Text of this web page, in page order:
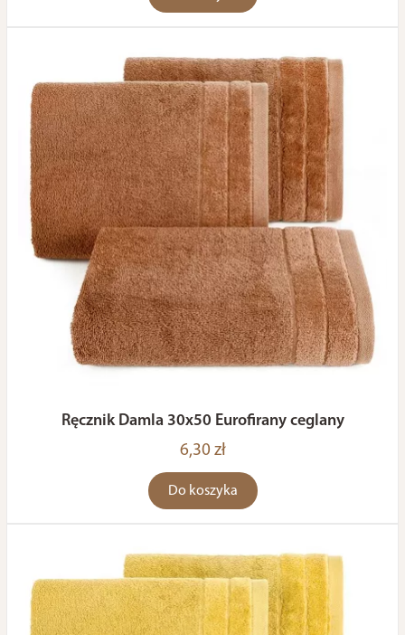
Ręcznik Damla 30x50 Eurofirany ceglany
6,30 zł
Do koszyka